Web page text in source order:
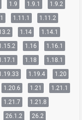
1.9 1.9.1
1.9.2
1.11.1
1.11.2
1.14
1.14.1
1.16
1.16.1
1.18
1.18.1
1.19.4
1.20
1.20.6 1.21
1.21.1
1.21.7
1.21.8
26.1.2 26.2